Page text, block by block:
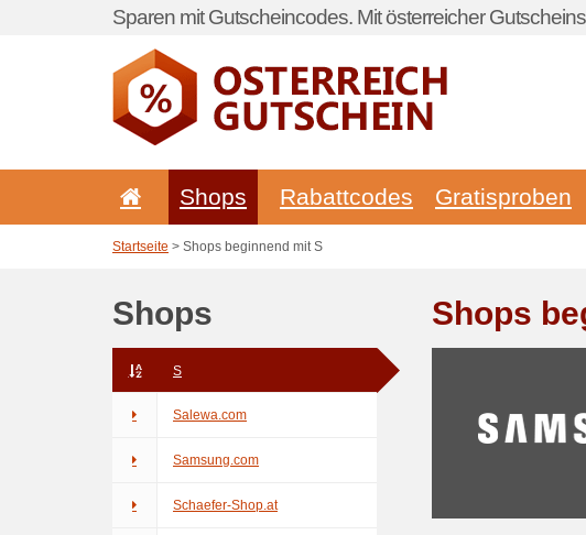
Sparen mit Gutscheincodes. Mit österreicher
Shops Rabattcodes Gratisproben
Startseite > Shops beginnend mit S
Shops
S
Salewa.com
Samsung.com
Schaefer-Shop.at
Shops